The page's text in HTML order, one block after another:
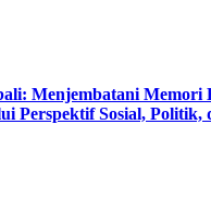
Menjembatani Memori
Perspektif Sosial, Politik,